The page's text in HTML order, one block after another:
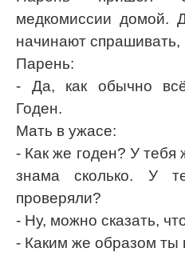
медкомиссии домой.
начинают спрашивать,
Парень:
- Да, как обычно
Годен.
Мать в ужасе:
- Как же годен? У
знама сколько. У
проверяли?
- Ну, можно сказать,
- Каким же образом ты